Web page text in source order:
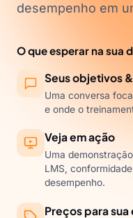
desempenho em
O que esperar na sua
Seus objetivos
Uma conversa
e onde o
Veja em ação
Uma
LMS,
desempenho.
Preços para